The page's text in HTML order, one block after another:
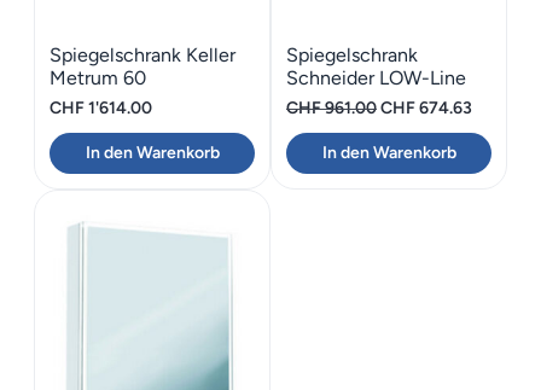
Spiegelschrank Keller
Metrum 60
CHF1'614.00
In den Warenkorb
Spiegelschrank
Schneider LOW-Line
LED 60 Offene Ablage
CHF961.00Ursprünglicher
Preis
war:
CHF674.63
Preis
ist:
In den Warenkorb